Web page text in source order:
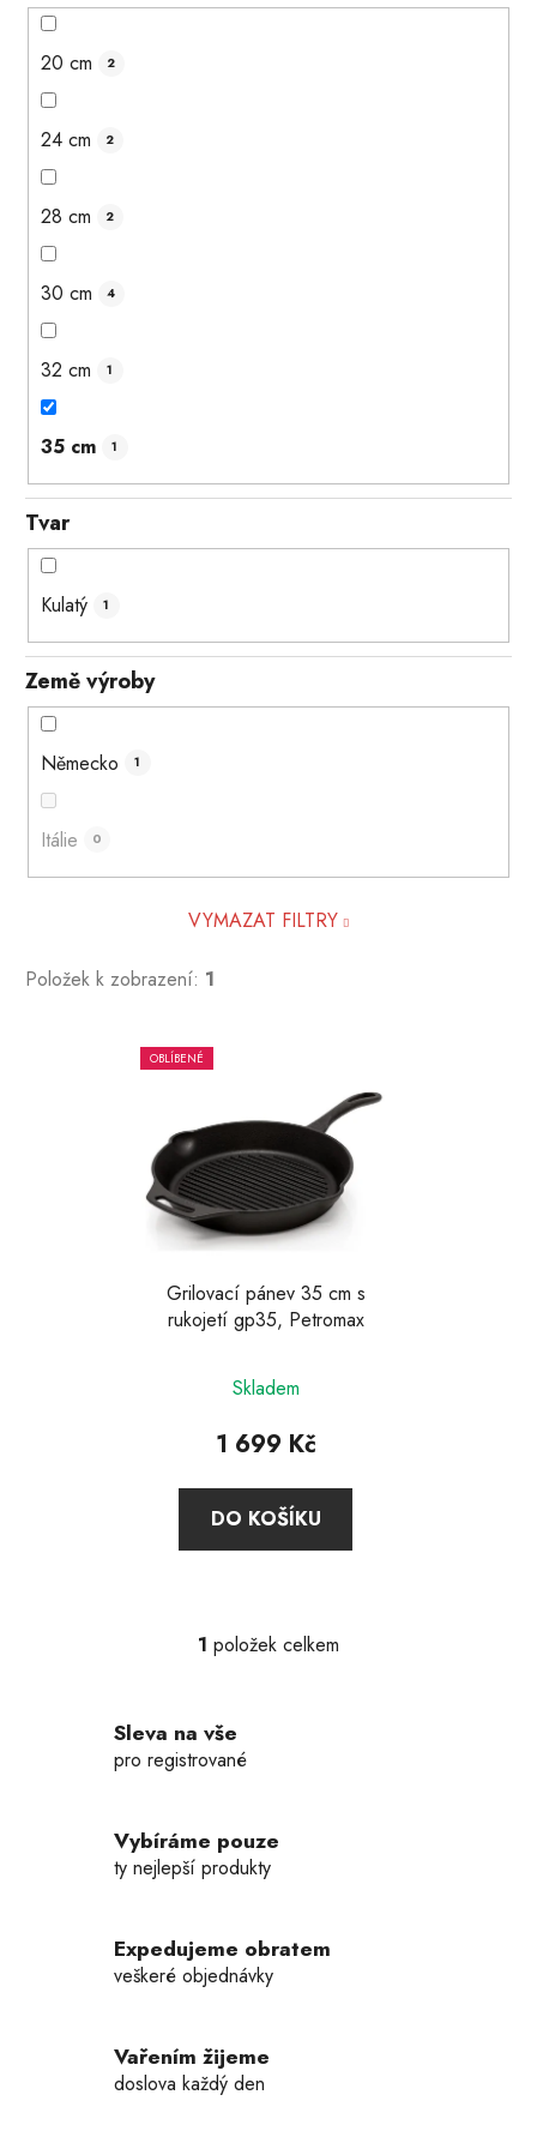
20 cm 2
24 cm 2
28 cm 2
30 cm 4
32 cm 1
35 cm 1
Tvar
Kulatý 1
Země výroby
Německo 1
Itálie 0
VYMAZAT FILTRY
Položek k zobrazení: 1
OBLÍBENÉ
Grilovací pánev 35 cm s
rukojetí gp35, Petromax
Skladem
1 699 Kč
DO KOŠÍKU
O
í
p
k
y
v
p
1 položek celkem
Sleva na vše
pro registrované
Vybíráme pouze
ty nejlepší produkty
Expedujeme obratem
veškeré objednávky
Vařením žijeme
doslova každý den